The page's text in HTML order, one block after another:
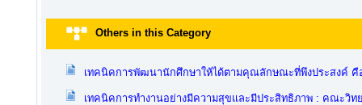
Others in this Category
เทคนิคการพัฒนานักศึกษาให้ได้ตามคุณลักษณะที่พึงประสงค์
เทคนิคการทำงานอย่างมีความสุขและมีประสิทธิภาพ : คณะวิท